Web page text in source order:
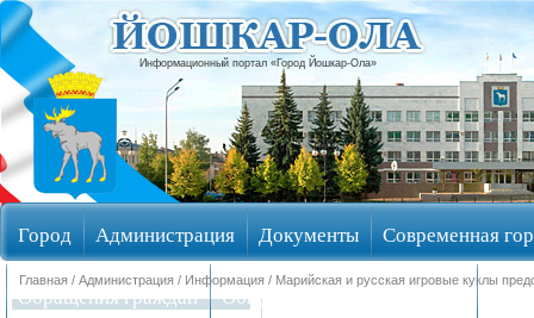
Информационный портал «Город Йошкар-Ола»
Город Администрация Документы Современная
Обращения граждан Общественные обсуждения
Главная / Администрация / Информация / Марийская и русская игровые куклы